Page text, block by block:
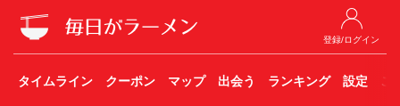
登録/ログイン
タイムライン クーポン マップ 出会う ランキング 設定 こ